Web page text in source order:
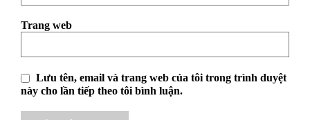
Trang web
Lưu tên, email và trang web của tôi trong trình duyệt
này cho lần tiếp theo tôi bình luận.